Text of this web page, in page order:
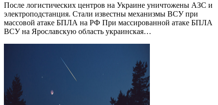
После логистических центров на Украине уничтожены АЗС и
электроподстанция. Стали известны механизмы ВСУ при
массовой атаке БПЛА на РФ При массированной атаке БПЛА
ВСУ на Ярославскую область украинская…